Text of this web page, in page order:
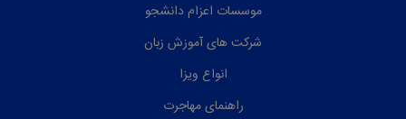
موسسات اعزام دانشجو
شرکت های آموزش زبان
انواع ویزا
راهنمای مهاجرت